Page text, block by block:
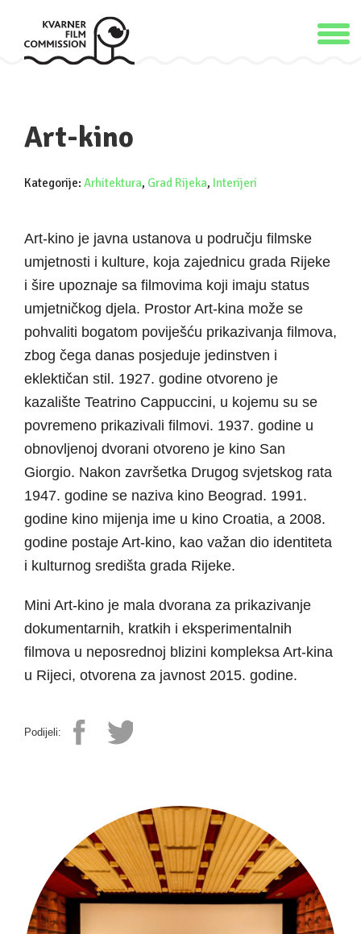
Art-kino
Kategorije: Arhitektura, Grad Rijeka, Interijeri
Art-kino je javna ustanova u području filmske
umjetnosti i kulture, koja zajednicu grada Rijeke
i šire upoznaje sa filmovima koji imaju status
umjetničkog djela. Prostor Art-kina može se
pohvaliti bogatom poviješću prikazivanja filmova,
zbog čega danas posjeduje jedinstven i
eklektičan stil. 1927. godine otvoreno je
kazalište Teatrino Cappuccini, u kojemu su se
povremeno prikazivali filmovi. 1937. godine u
obnovljenoj dvorani otvoreno je kino San
Giorgio. Nakon završetka Drugog svjetskog rata
1947. godine se naziva kino Beograd. 1991.
godine kino mijenja ime u kino Croatia, a 2008.
godine postaje Art-kino, kao važan dio identiteta
i kulturnog središta grada Rijeke.
Mini Art-kino je mala dvorana za prikazivanje
dokumentarnih, kratkih i eksperimentalnih
filmova u neposrednoj blizini kompleksa Art-kina
u Rijeci, otvorena za javnost 2015. godine.
Podijeli: